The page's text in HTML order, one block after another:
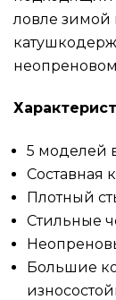
ловле зимой
5 моделей
Составная
Плотный
Стильные
Большие